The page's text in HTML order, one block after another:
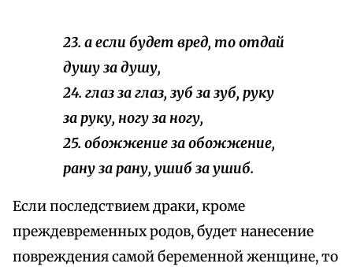
23. а если будет вред, то отдай
душу за душу,
24. глаз за глаз, зуб за зуб, руку
за руку, ногу за ногу,
25. обожжение за обожжение,
рану за рану, ушиб за ушиб.
Если последствием драки, кроме
преждевременных родов, будет нанесение
повреждения самой беременной женщине, то